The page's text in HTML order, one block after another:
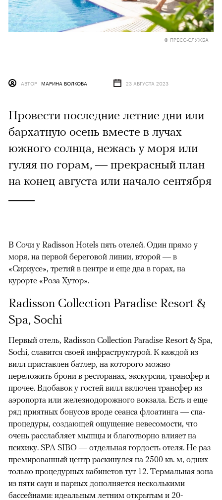
© ПРЕСС-СЛУЖБА
АВТОР МАРИНА ВОЛКОВА 23 АВГУСТА 2023
Провести последние летние дни или
бархатную осень вместе в лучах
южного солнца, нежась у моря или
гуляя по горам, — прекрасный план
на конец августа или начало сентября
В Сочи у Radisson Hotels пять отелей. Один прямо у
моря, на первой береговой линии, второй — в
«Сириусе», третий в центре и еще два в горах, на
курорте «Роза Хутор».
Radisson Collection Paradise Resort &
Spa, Sochi
Первый отель, Radisson Collection Paradise Resort & Spa,
Sochi, славится своей инфраструктурой. К каждой из
вилл приставлен батлер, на которого можно
переложить брони в ресторанах, экскурсии, трансфер и
прочее. Вдобавок у гостей вилл включен трансфер из
аэропорта или железнодорожного вокзала. Есть и еще
ряд приятных бонусов вроде сеанса флоатинга — спа-
процедуры, создающей ощущение невесомости, что
очень расслабляет мышцы и благотворно влияет на
психику. SPA SIBO — отдельная гордость отеля. Не раз
премированный центр раскинулся на 2500 кв. м, одних
только процедурных кабинетов тут 12. Термальная зона
из пяти саун и парных дополняется несколькими
бассейнами: идеальным летним открытым и 20-